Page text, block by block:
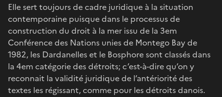
Elle sert toujours de cadre juridique à la situation
contemporaine puisque dans le processus de
construction du droit à la mer issu de la 3em
Conférence des Nations unies de Montego Bay de
1982, les Dardanelles et le Bosphore sont classés dans
la 4em catégorie des détroits; c’est-à-dire qu’on y
reconnait la validité juridique de l’antériorité des
textes les régissant, comme pour les détroits danois.